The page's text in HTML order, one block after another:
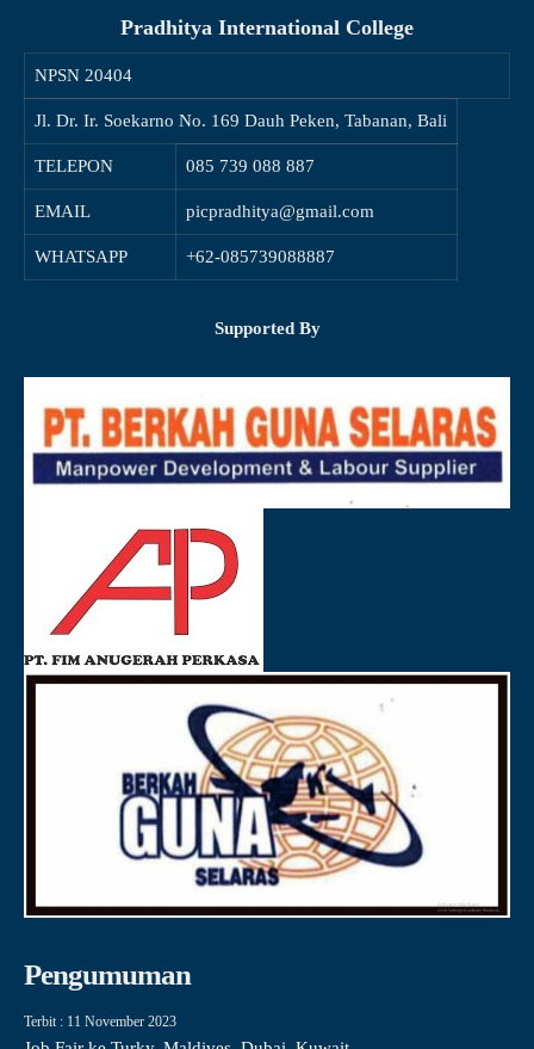
Pradhitya International College
NPSN 20404
Jl. Dr. Ir. Soekarno No. 169 Dauh Peken, Tabanan, Bali
TELEPON 085 739 088 887
EMAIL picpradhitya@gmail.com
WHATSAPP +62-085739088887
Supported By
Pengumuman
Terbit : 11 November 2023